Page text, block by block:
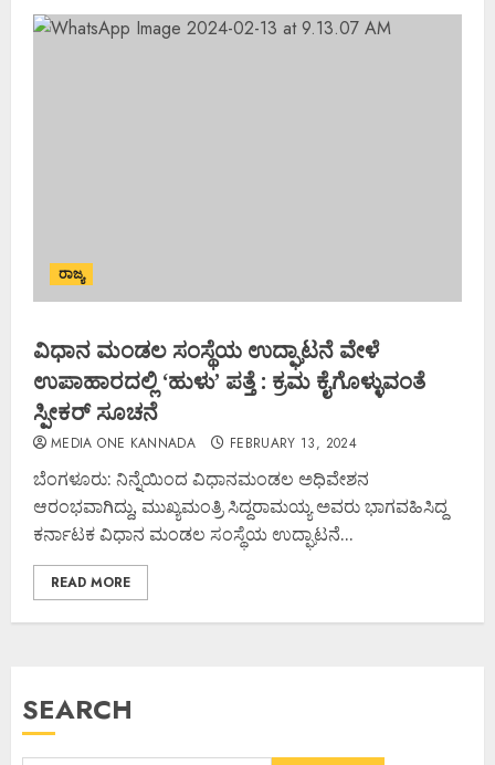
ರಾಜ್ಯ
ವಿಧಾನ ಮಂಡಲ ಸಂಸ್ಥೆಯ ಉದ್ಘಾಟನೆ ವೇಳೆ
ಉಪಾಹಾರದಲ್ಲಿ ‘ಹುಳು’ ಪತ್ತೆ : ಕ್ರಮ ಕೈಗೊಳ್ಳುವಂತೆ
ಸ್ಪೀಕರ್ ಸೂಚನೆ
MEDIA ONE KANNADA FEBRUARY 13, 2024
ಬೆಂಗಳೂರು: ನಿನ್ನೆಯಿಂದ ವಿಧಾನಮಂಡಲ ಅಧಿವೇಶನ
ಆರಂಭವಾಗಿದ್ದು, ಮುಖ್ಯಮಂತ್ರಿ ಸಿದ್ದರಾಮಯ್ಯ ಅವರು ಭಾಗವಹಿಸಿದ್ದ
ಕರ್ನಾಟಕ ವಿಧಾನ ಮಂಡಲ ಸಂಸ್ಥೆಯ ಉದ್ಘಾಟನೆ...
READ MORE
SEARCH